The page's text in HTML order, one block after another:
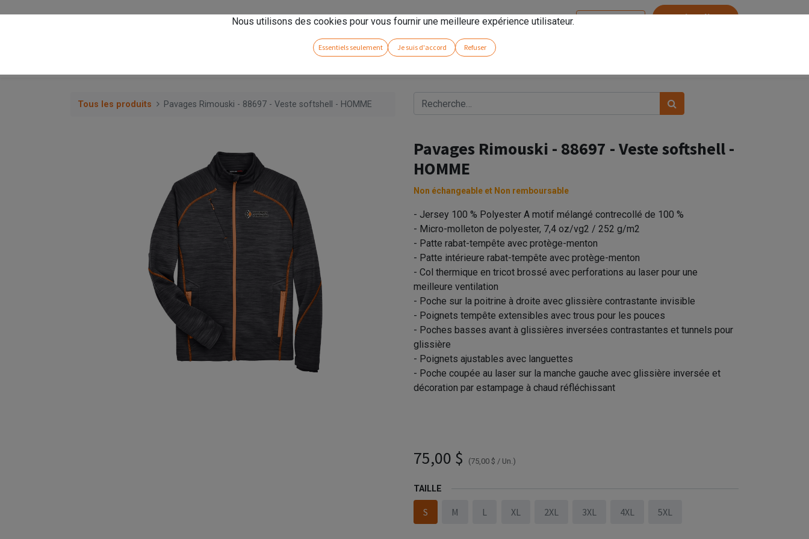
Vivez l'expérienceArseno! Service client
Tous les produits Pavages Rimouski - 88697 - Veste softshell - HOMME
Pavages Rimouski - 88697 - Veste softshell -
HOMME
Non échangeable et Non remboursable
- Jersey 100 % Polyester A motif mélangé contrecollé de 100 %
- Micro-molleton de polyester, 7,4 oz/vg2 / 252 g/m2
- Patte rabat-tempête avec protège-menton
- Patte intérieure rabat-tempête avec protège-menton
- Col thermique en tricot brossé avec perforations au laser pour une
meilleure ventilation
- Poche sur la poitrine à droite avec glissière contrastante invisible
- Poignets tempête extensibles avec trous pour les pouces
- Poches basses avant à glissières inversées contrastantes et tunnels pour
glissière
- Poignets ajustables avec languettes
- Poche coupée au laser sur la manche gauche avec glissière inversée et
décoration par estampage à chaud réfléchissant
75,00 $ (75,00 $ / Un.)
TAILLE
S M L XL 2XL 3XL 4XL 5XL
Nous utilisons des cookies pour vous fournir une meilleure expérience utilisateur.
Essentiels seulement Je suis d'accord Refuser